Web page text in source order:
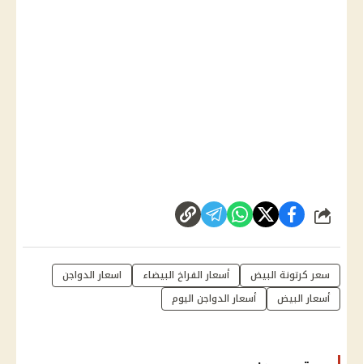
شارك
سعر كرتونة البيض أسعار الفراخ البيضاء
اسعار الدواجن
أسعار البيض
أسعار الدواجن اليوم